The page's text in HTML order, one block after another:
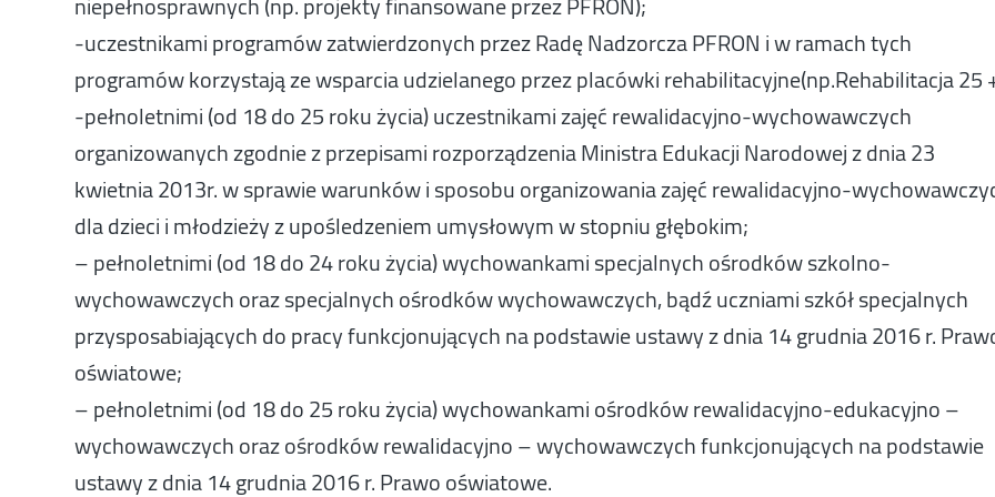
-uczestnikami programów zatwierdzonych przez Radę Nadzorcza PFRON i w ramach tych
programów korzystają ze wsparcia udzielanego przez placówki rehabilitacyjne(np.Rehabilitacja 25
-pełnoletnimi (od 18 do 25 roku życia) uczestnikami zajęć rewalidacyjno-wychowawczych
organizowanych zgodnie z przepisami rozporządzenia Ministra Edukacji Narodowej z dnia 23
kwietnia 2013r. w sprawie warunków i sposobu organizowania zajęć rewalidacyjno-
dla dzieci i młodzieży z upośledzeniem umysłowym w stopniu głębokim;
– pełnoletnimi (od 18 do 24 roku życia) wychowankami specjalnych ośrodków szkolno-
wychowawczych oraz specjalnych ośrodków wychowawczych, bądź uczniami szkół specjalnych
przysposabiających do pracy funkcjonujących na podstawie ustawy z dnia 14 grudnia 2016 r.
oświatowe;
– pełnoletnimi (od 18 do 25 roku życia) wychowankami ośrodków rewalidacyjno-edukacyjno –
wychowawczych oraz ośrodków rewalidacyjno – wychowawczych funkcjonujących na podstawie
ustawy z dnia 14 grudnia 2016 r. Prawo oświatowe.